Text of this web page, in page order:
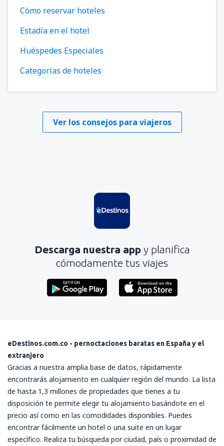
Cómo reservar hoteles
Estadía en el hotel
Huéspedes Especiales
Categorías de hoteles
Ver los consejos para viajeros
Descarga nuestra app y planifica
cómodamente tus viajes
eDestinos.com.co - pernoctaciones baratas en España y el
extranjero
Gracias a nuestra amplia base de datos, rápidamente
encontrarás alojamiento en cualquier región del mundo. La lista
de hasta 1,3 millones de propiedades que tienes a tu
disposición te permite elegir tu alojamiento basándote en el
precio así como en las comodidades disponibles. Puedes
encontrar fácilmente un hotel o una suite en un lugar
específico. Realiza tu búsqueda por ciudad, país o proximidad de